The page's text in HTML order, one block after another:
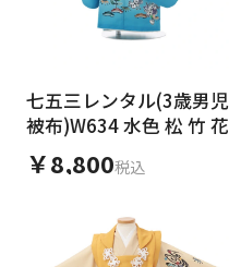
七五三レンタル(3歳男児
被布)W634 水色 松 竹 花
￥8,800税込